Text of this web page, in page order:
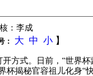
：李成
： 大 中 小 】
方式。日前，“世界杯
杯揭秘官容祖儿化身“